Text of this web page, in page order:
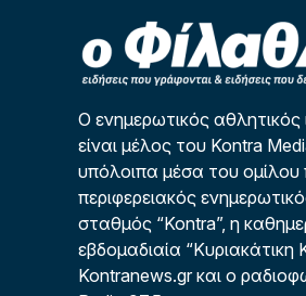
Ο ενημερωτικός
είναι μέλος του Kontra
υπόλοιπα μέσα του ομίλου
περιφερειακός
σταθμός “Kontra”, η
εβδομαδιαία “Κυριακάτικη
Kontranews.gr και ο